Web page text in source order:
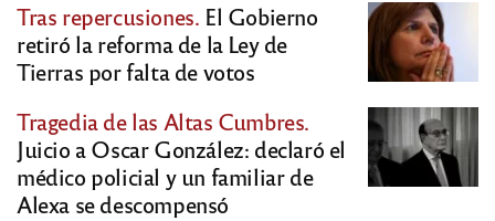
Tras repercusiones. El Gobierno
retiró la reforma de la Ley de
Tierras por falta de votos
Tragedia de las Altas Cumbres.
Juicio a Oscar González: declaró el
médico policial y un familiar de
Alexa se descompensó